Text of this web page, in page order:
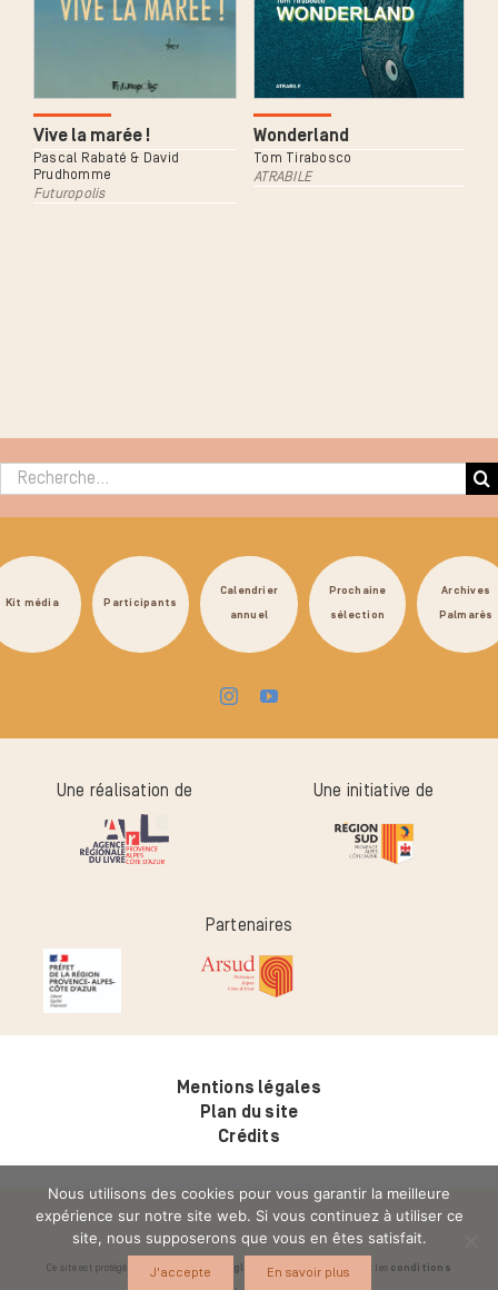
Vive la marée !
Pascal Rabaté & David
Prudhomme
Futuropolis
Wonderland
Tom Tirabosco
ATRABILE
Rechercher :
Kit média Participants
Calendrier
annuel
Prochaine
sélection
Archives
Palmarès
Une réalisation de Une initiative de
Partenaires
Mentions légales
Plan du site
Crédits
Ce site est protégé par reCAPTCHA. Les règles de confidentialité et les conditions
Nous utilisons des cookies pour vous garantir la meilleure
expérience sur notre site web. Si vous continuez à utiliser ce
site, nous supposerons que vous en êtes satisfait.
J'accepte En savoir plus